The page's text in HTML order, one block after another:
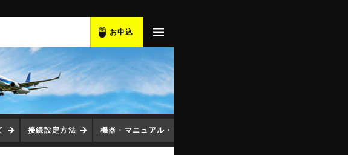
お申込
接続設定方法 機器・マニュアル・ソフト